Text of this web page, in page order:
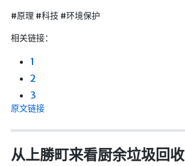
#原理 #科技 #环境保护
相关链接：
1
2
3
原文链接
从上勝町来看厨余垃圾回收